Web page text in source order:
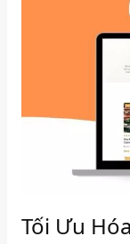
Tối Ưu